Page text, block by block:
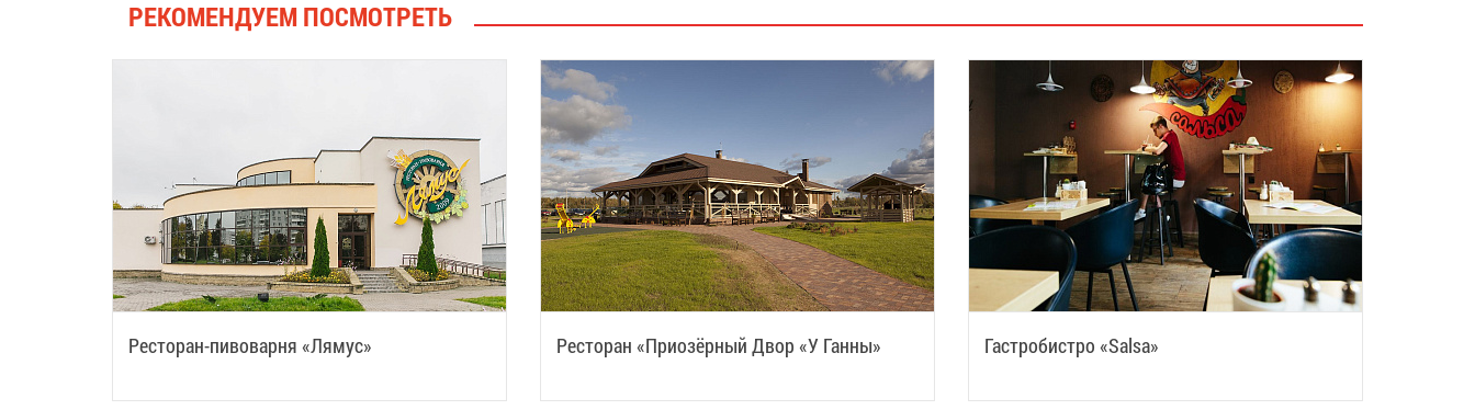
РЕКОМЕНДУЕМ ПОСМОТРЕТЬ
Ресторан-пивоварня «Лямус» Ресторан «Приозёрный Двор «У Ганны» Гастробистро «Salsa»